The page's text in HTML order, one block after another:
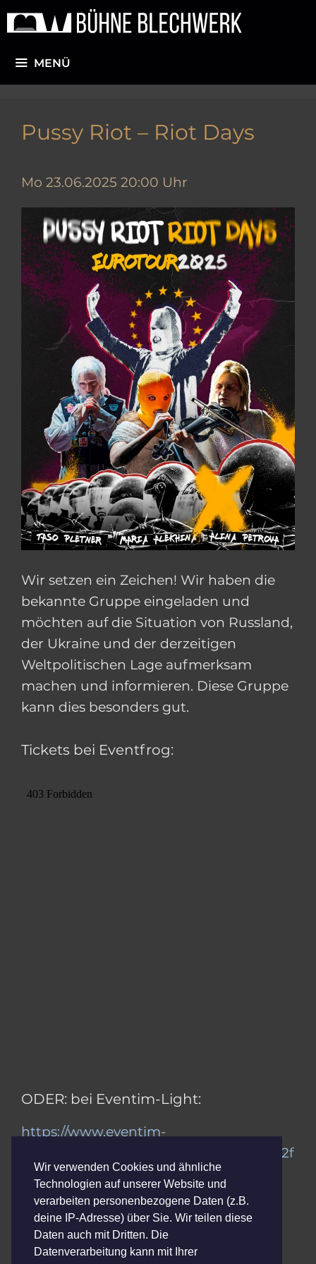
Zum
Inhalt
MENÜ
Pussy Riot – Riot Days
Mo 23.06.2025 20:00 Uhr
Wir setzen ein Zeichen! Wir haben die
bekannte Gruppe eingeladen und
möchten auf die Situation von Russland,
der Ukraine und der derzeitigen
Weltpolitischen Lage aufmerksam
machen und informieren. Diese Gruppe
kann dies besonders gut.
Tickets bei Eventfrog:
ODER: bei Eventim-Light:
https://www.eventim-
light.com/de/a/5ce524a8e7e2630001202f
d5/e/67d02480f70cdf27475201fb
Abendkasse:
Normal: 45,-€
Wir verwenden Cookies und ähnliche
Technologien auf unserer Website und
verarbeiten personenbezogene Daten (z.B.
deine IP-Adresse) über Sie. Wir teilen diese
Daten auch mit Dritten. Die
Datenverarbeitung kann mit Ihrer